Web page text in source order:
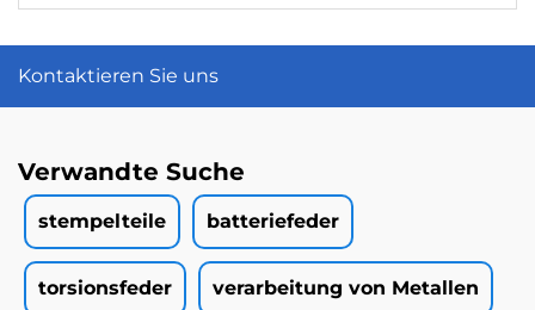
Kontaktieren Sie uns
Verwandte Suche
stempelteile batteriefeder
torsionsfeder verarbeitung von Metallen